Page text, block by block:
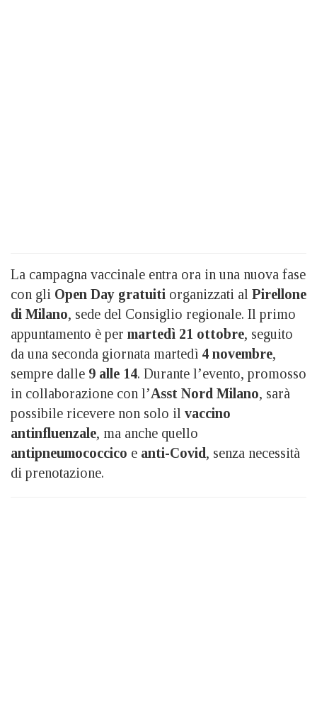
La campagna vaccinale entra ora in una nuova fase
con gli Open Day gratuiti organizzati al Pirellone
di Milano, sede del Consiglio regionale. Il primo
appuntamento è per martedì 21 ottobre, seguito
da una seconda giornata martedì 4 novembre,
sempre dalle 9 alle 14. Durante l’evento, promosso
in collaborazione con l’Asst Nord Milano, sarà
possibile ricevere non solo il vaccino
antinfluenzale, ma anche quello
antipneumococcico e anti-Covid, senza necessità
di prenotazione.